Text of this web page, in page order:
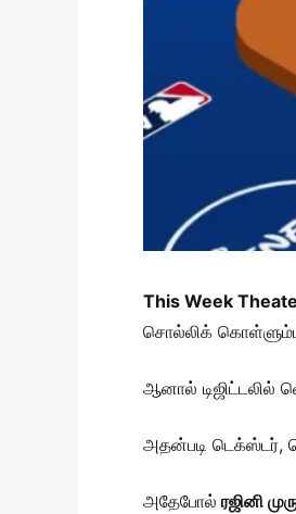
This Week
சொல்லிக்
ஆனால் டிஜிட்டலில்
அதன்படி
அதேபோல் ரஜினி